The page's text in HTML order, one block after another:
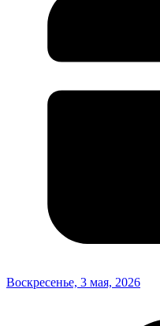
Воскресенье, 3 мая, 2026